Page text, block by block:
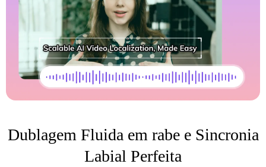
Dublagem Fluida em rabe e Sincronia
Labial Perfeita